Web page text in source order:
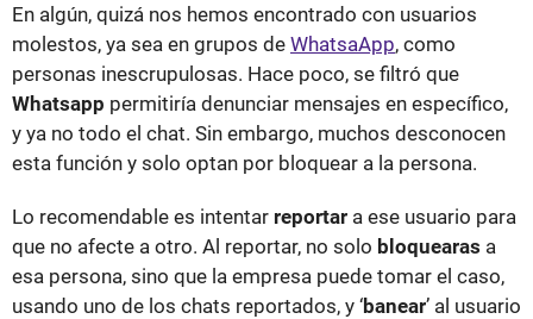
En algún, quizá nos hemos encontrado con usuarios
molestos, ya sea en grupos de WhatsaApp, como
personas inescrupulosas. Hace poco, se filtró que
Whatsapp permitiría denunciar mensajes en específico,
y ya no todo el chat. Sin embargo, muchos desconocen
esta función y solo optan por bloquear a la persona.
Lo recomendable es intentar reportar a ese usuario para
que no afecte a otro. Al reportar, no solo bloquearas a
esa persona, sino que la empresa puede tomar el caso,
usando uno de los chats reportados, y ‘banear’ al usuario